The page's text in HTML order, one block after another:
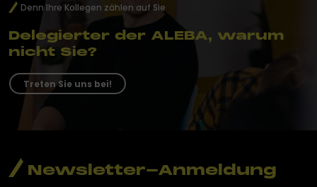
Denn Ihre Kollegen zählen auf Sie
Delegierter der ALEBA, warum
nicht Sie?
Treten Sie uns bei!
Newsletter-Anmeldung